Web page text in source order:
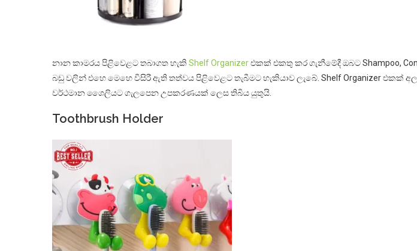
නාන කාමරය පිළිවෙළට තබාගත හැකි Shelf Organizerඑකක් එකතු කර ගැනීමේදී ඔබට Shampoo,
බඩු වලින් එහෙ මෙහෙ විසිරී ඇති තත්වය පිළිවෙළට තැබීමට හැකියාව ලැබේ. Shelf Organizer එකක්
වර්ථමාන ශෛලියට ගැලපෙන උපකරණයක් ලෙස තිබිය යුතුයි.
Toothbrush Holder